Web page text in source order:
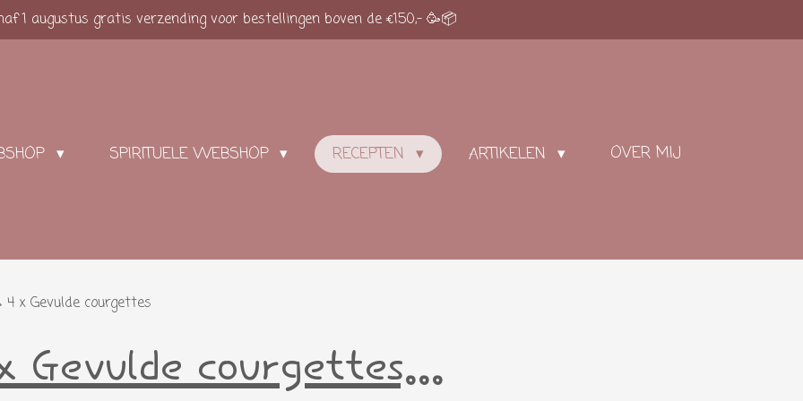
1 augustus gratis verzending voor bestellingen boven de €150,- 🥳📦
SPIRITUELE WEBSHOP RECEPTEN ARTIKELEN
OVER MIJ
4 x Gevulde courgettes
Gevulde courgettes...